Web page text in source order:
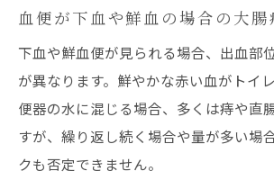
血便が下血や鮮血の場合の大腸
下血や鮮血便が見られる場合、出血部
が異なります。鮮やかな赤い血がトイ
便器の水に混じる場合、多くは痔や直
すが、繰り返し続く場合や量が多い場
クも否定できません。